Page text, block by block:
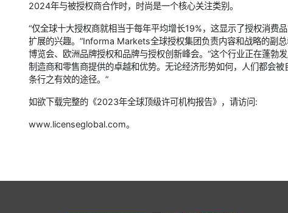
2024年与被授权商合作时，时尚是一个核心关注类别。
“仅全球十大授权商就相当于每年平均增长19%，这显示了授权消费
扩展的兴趣。”Informa Markets全球授权集团负责内容和战略的副
博览会、欧洲品牌授权和品牌与授权创新峰会。“这个行业正在蓬勃
制造商和零售商提供的卓越和优势。无论经济形势如何，人们都会
条行之有效的途径。”
如欲下载完整的《2023年全球顶级许可机构报告》，请访问:
www.licenseglobal.com。